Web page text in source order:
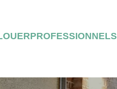
PROFESSIONNELS